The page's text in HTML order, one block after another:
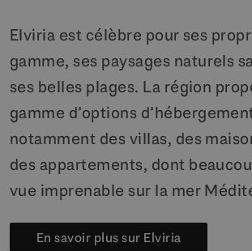
Elviria est célèbre pour ses
gamme, ses paysages naturels
ses belles plages. La région
gamme d’options
notamment des villas, des
des appartements, dont
vue imprenable sur la mer
En savoir plus sur Elviria